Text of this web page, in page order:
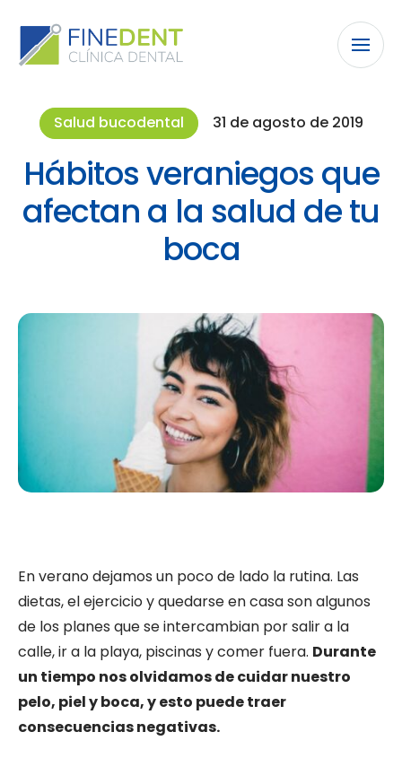
Salud bucodental 31 de agosto de 2019
Hábitos veraniegos que
afectan a la salud de tu
boca
En verano dejamos un poco de lado la rutina. Las
dietas, el ejercicio y quedarse en casa son algunos
de los planes que se intercambian por salir a la
calle, ir a la playa, piscinas y comer fuera. Durante
un tiempo nos olvidamos de cuidar nuestro
pelo, piel y boca, y esto puede traer
consecuencias negativas.